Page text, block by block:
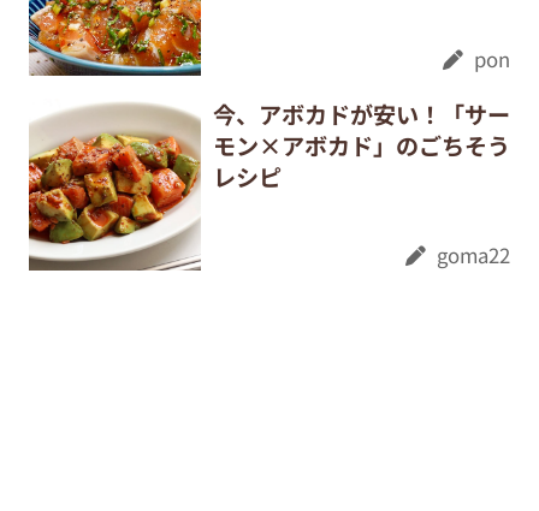
pon
今、アボカドが安い！「サー
モン×アボカド」のごちそう
レシピ
goma22